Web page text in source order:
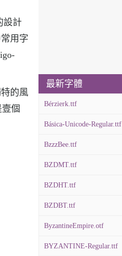
設計
用字
的風
個
最新字體
Bérzierk.ttf
Básica-Unicode-Regular.ttf
BzzzBee.ttf
BZDMT.ttf
BZDHT.ttf
BZDBT.ttf
ByzantineEmpire.otf
BYZANTINE-Regular.ttf